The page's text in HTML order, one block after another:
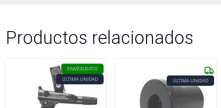
Productos relacionados
ENVÍOGRATIS
ÚLTIMA UNIDAD
ÚLTIMA UNIDAD